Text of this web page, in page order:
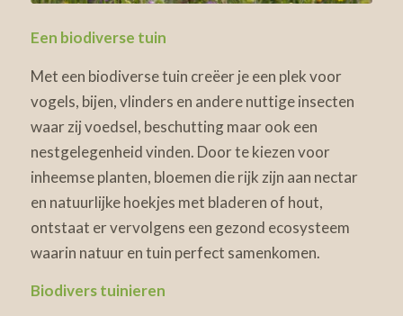
Een biodiverse tuin
Met een biodiverse tuin creëer je een plek voor
vogels, bijen, vlinders en andere nuttige insecten
waar zij voedsel, beschutting maar ook een
nestgelegenheid vinden. Door te kiezen voor
inheemse planten, bloemen die rijk zijn aan nectar
en natuurlijke hoekjes met bladeren of hout,
ontstaat er vervolgens een gezond ecosysteem
waarin natuur en tuin perfect samenkomen.
Biodivers tuinieren